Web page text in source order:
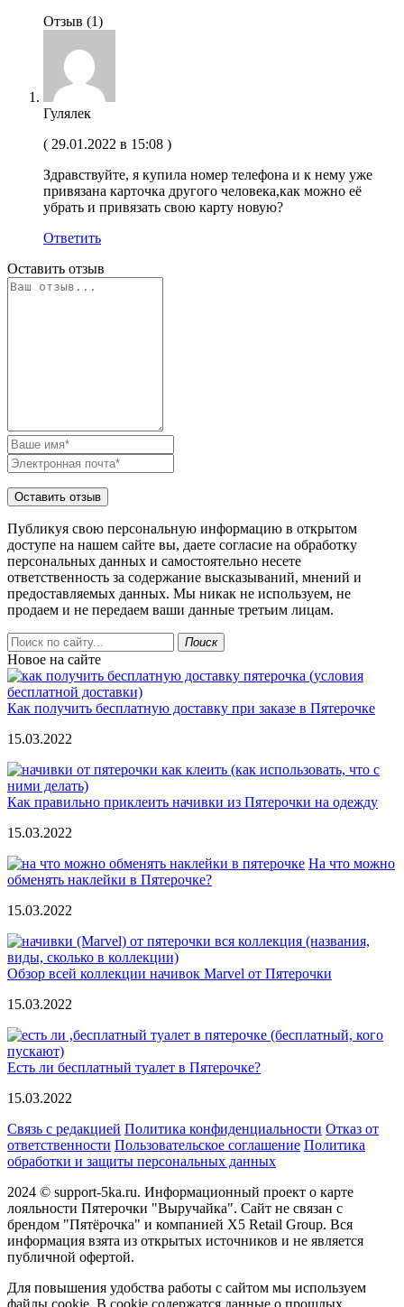
Отзыв (1)
Гулялек
( 29.01.2022 в 15:08 )
Здравствуйте, я купила номер телефона и к нему уже
привязана карточка другого человека,как можно её
убрать и привязать свою карту новую?
Ответить
Оставить отзыв
Публикуя свою персональную информацию в открытом
доступе на нашем сайте вы, даете согласие на обработку
персональных данных и самостоятельно несете
ответственность за содержание высказываний, мнений и
предоставляемых данных. Мы никак не используем, не
продаем и не передаем ваши данные третьим лицам.
Поиск
Новое на сайте
Как получить бесплатную доставку при заказе в Пятерочке
15.03.2022
Как правильно приклеить начивки из Пятерочки на одежду
15.03.2022
На что можно
обменять наклейки в Пятерочке?
15.03.2022
Обзор всей коллекции начивок Marvel от Пятерочки
15.03.2022
Есть ли бесплатный туалет в Пятерочке?
15.03.2022
Связь с редакцией Политика конфиденциальности Отказ от
ответственности Пользовательское соглашение Политика
обработки и защиты персональных данных
2024 © support-5ka.ru. Информационный проект о карте
лояльности Пятерочки "Выручайка". Сайт не связан с
брендом "Пятёрочка" и компанией X5 Retail Group. Вся
информация взята из открытых источников и не является
публичной офертой.
Для повышения удобства работы с сайтом мы используем